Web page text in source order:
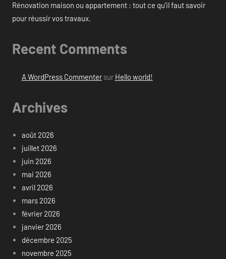
Rénovation maison ou appartement : tout ce qu’il faut savoir
pour réussir vos travaux.
Recent Comments
A WordPress Commentersur Hello world!
Archives
août 2026
juillet 2026
juin 2026
mai 2026
avril 2026
mars 2026
février 2026
janvier 2026
décembre 2025
novembre 2025